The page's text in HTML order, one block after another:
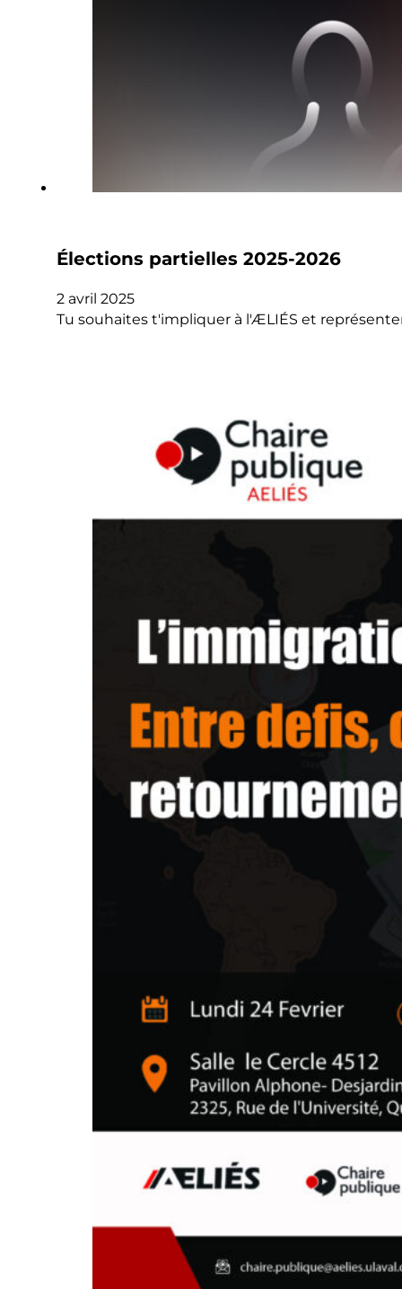
Élections partielles 2025-2026
2 avril 2025
Tu souhaites t'impliquer à l'ÆLIÉS et